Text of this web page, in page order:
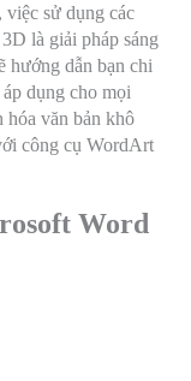
việc sử dụng các
là giải pháp sáng
hướng dẫn bạn chi
áp dụng cho mọi
hóa văn bản khô
công cụ WordArt
Word